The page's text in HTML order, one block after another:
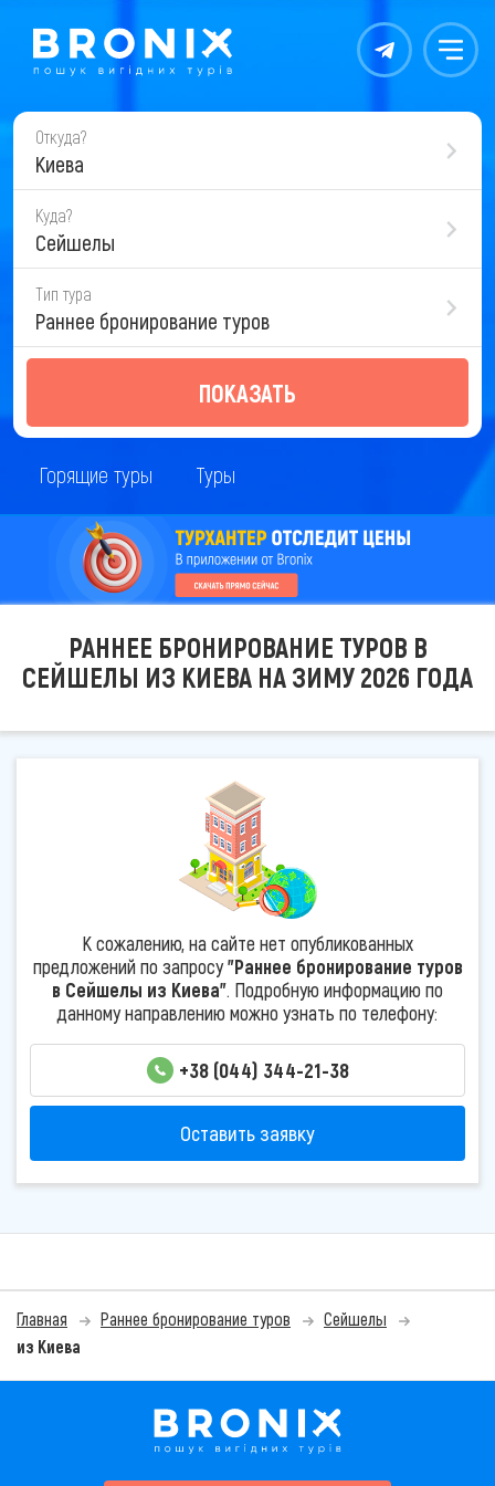
Контакты Меню
Откуда?
Киева
Куда?
Сейшелы
Тип тура
Раннее бронирование туров
ПОКАЗАТЬ
Горящие туры Туры
РАННЕЕ БРОНИРОВАНИЕ ТУРОВ В
СЕЙШЕЛЫ ИЗ КИЕВА НА ЗИМУ 2026 ГОДА
К сожалению, на сайте нет опубликованных
предложений по запросу"Раннее бронирование туров
в Сейшелы из Киева". Подробную информацию по
данному направлению можно узнать по телефону:
+38 (044) 344-21-38
Оставить заявку
Главная Раннее бронирование туров
Сейшелы
из Киева